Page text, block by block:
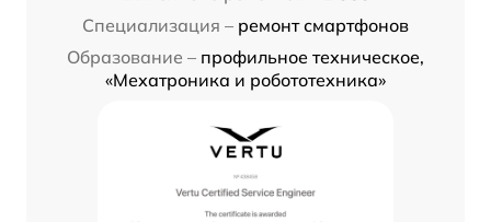
Специализация – ремонт смартфонов
Образование – профильное техническое,
«Мехатроника и робототехника»